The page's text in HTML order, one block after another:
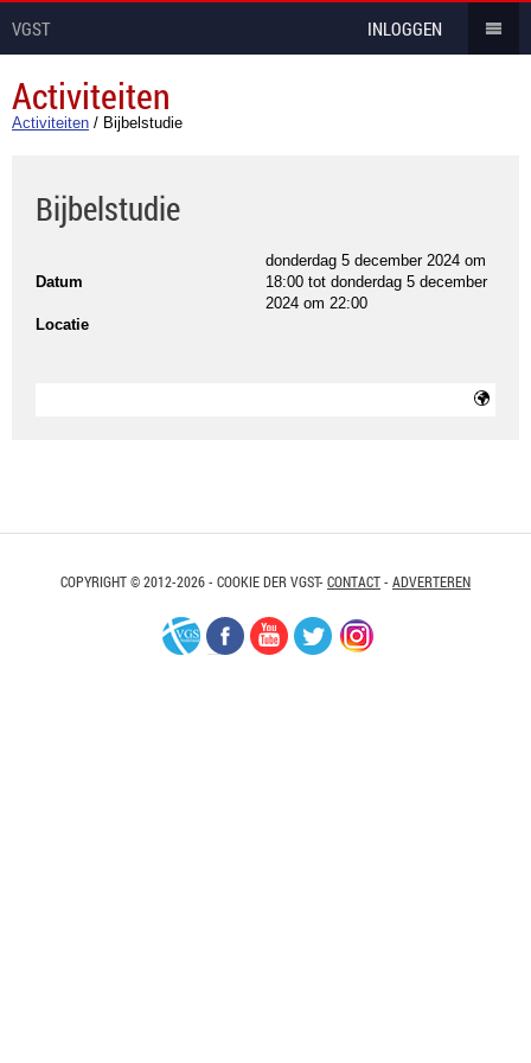
VGST INLOGGEN
Activiteiten
Activiteiten / Bijbelstudie
Bijbelstudie
Datum
donderdag 5 december 2024 om
18:00 tot donderdag 5 december
2024 om 22:00
Locatie
COPYRIGHT © 2012-2026 - COOKIE DER VGST- CONTACT- ADVERTEREN